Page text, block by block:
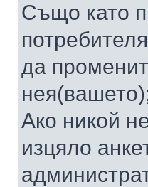
Също като
да
Ако никой
изцяло